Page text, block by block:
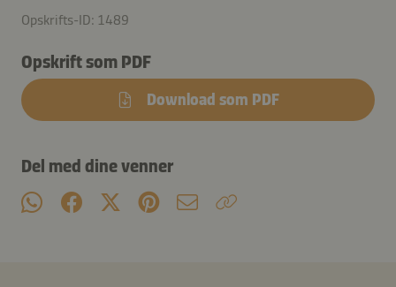
Opskrifts-ID: 1489
Opskrift som PDF
Download som PDF
Del med dine venner